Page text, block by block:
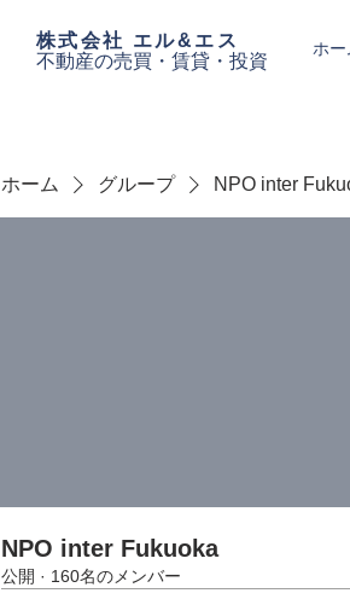
​株式会社 エル&エス
不動産の売買・ 賃貸・投資
ホー
ホーム グループ NPO inter
NPO inter Fukuoka
公開 · 160名のメンバー